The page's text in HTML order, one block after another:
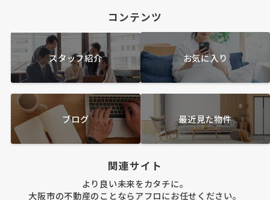
コンテンツ
スタッフ紹介 お気に入り
ブログ 最近見た物件
関連サイト
より良い未来をカタチに。
大阪市の不動産のことならアフロにお任せください。